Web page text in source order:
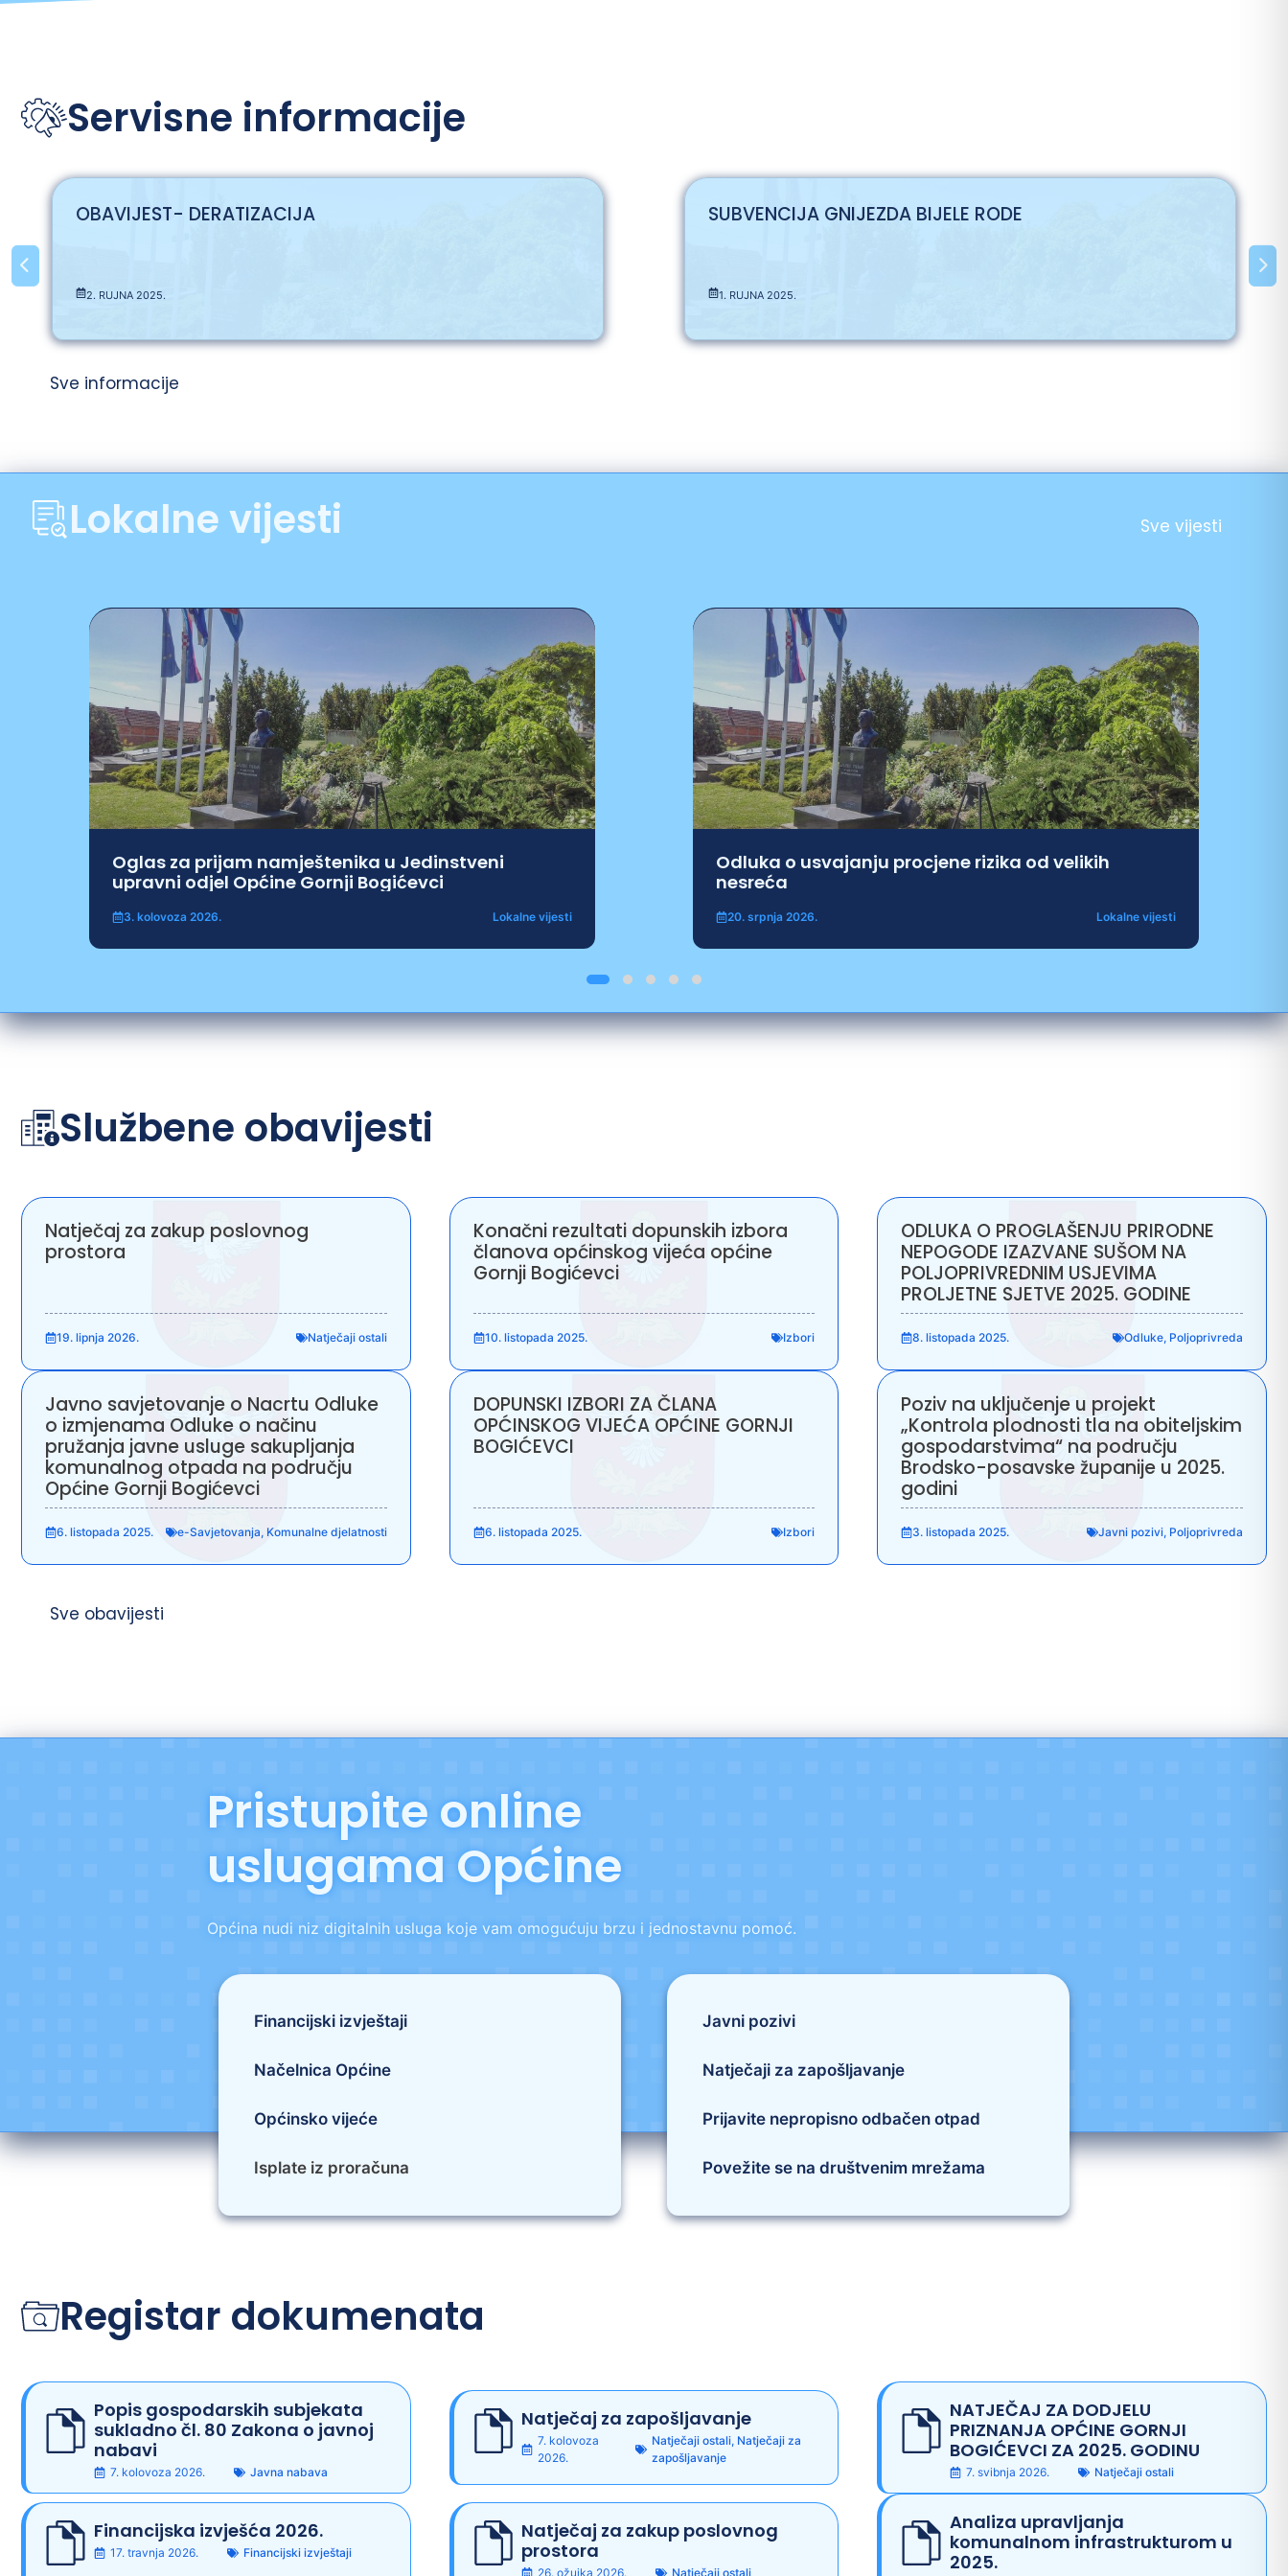
Servisne informacije
OBAVIJEST- DERATIZACIJA
2. RUJNA 2025.
SUBVENCIJA GNIJEZDA BIJELE RODE
1. RUJNA 2025.
Sve informacije
Lokalne vijesti Sve vijesti
Oglas za prijam namještenika u Jedinstveni
upravni odjel Općine Gornji Bogićevci
3. kolovoza 2026. Lokalne vijesti
Odluka o usvajanju procjene rizika od velikih
nesreća
20. srpnja 2026. Lokalne vijesti
Službene obavijesti
Natječaj za zakup poslovnog
prostora
19. lipnja 2026. Natječaji ostali
Konačni rezultati dopunskih izbora
članova općinskog vijeća općine
Gornji Bogićevci
10. listopada 2025. Izbori
ODLUKA O PROGLAŠENJU PRIRODNE
NEPOGODE IZAZVANE SUŠOM NA
POLJOPRIVREDNIM USJEVIMA
PROLJETNE SJETVE 2025. GODINE
8. listopada 2025. Odluke, Poljoprivreda
Javno savjetovanje o Nacrtu Odluke
o izmjenama Odluke o načinu
pružanja javne usluge sakupljanja
komunalnog otpada na području
Općine Gornji Bogićevci
6. listopada 2025. e-Savjetovanja, Komunalne djelatnosti
DOPUNSKI IZBORI ZA ČLANA
OPĆINSKOG VIJEĆA OPĆINE GORNJI
BOGIĆEVCI
6. listopada 2025. Izbori
Poziv na uključenje u projekt
„Kontrola plodnosti tla na obiteljskim
gospodarstvima“ na području
Brodsko-posavske županije u 2025.
godini
3. listopada 2025. Javni pozivi, Poljoprivreda
Sve obavijesti
Pristupite online
uslugama Općine
Općina nudi niz digitalnih usluga koje vam omogućuju brzu i jednostavnu pomoć.
Financijski izvještaji
Načelnica Općine
Općinsko vijeće
Isplate iz proračuna
Javni pozivi
Natječaji za zapošljavanje
Prijavite nepropisno odbačen otpad
Povežite se na društvenim mrežama
Registar dokumenata
Popis gospodarskih subjekata
sukladno čl. 80 Zakona o javnoj
nabavi
7. kolovoza 2026. Javna nabava
Natječaj za zapošljavanje
7. kolovoza
2026.
Natječaji ostali, Natječaji za
zapošljavanje
NATJEČAJ ZA DODJELU
PRIZNANJA OPĆINE GORNJI
BOGIĆEVCI ZA 2025. GODINU
7. svibnja 2026. Natječaji ostali
Financijska izvješća 2026.
17. travnja 2026. Financijski izvještaji
Natječaj za zakup poslovnog
prostora
26. ožujka 2026. Natječaji ostali
Analiza upravljanja
komunalnom infrastrukturom u
2025.